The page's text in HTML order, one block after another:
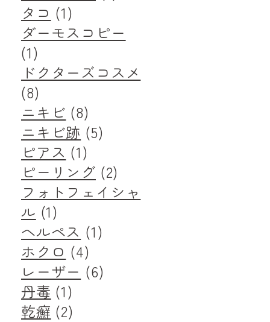
タコ (1)
ダーモスコピー
(1)
ドクターズコスメ
(8)
ニキビ (8)
ニキビ跡 (5)
ピアス (1)
ピーリング (2)
フォトフェイシャ
ル (1)
ヘルペス (1)
ホクロ (4)
レーザー (6)
丹毒 (1)
乾癬 (2)